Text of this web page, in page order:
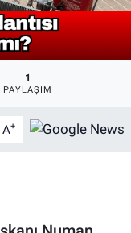
1
PAYLAŞIM
A+